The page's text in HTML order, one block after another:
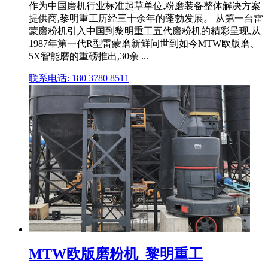
作为中国磨机行业标准起草单位,粉磨装备整体解决方案
提供商,黎明重工历经三十余年的蓬勃发展。 从第一台雷
蒙磨粉机引入中国到黎明重工五代磨粉机的精彩呈现,从
1987年第一代R型雷蒙磨新鲜问世到如今MTW欧版磨、
5X智能磨的重磅推出,30余 ...
联系电话: 180 3780 8511
MTW欧版磨粉机_黎明重工